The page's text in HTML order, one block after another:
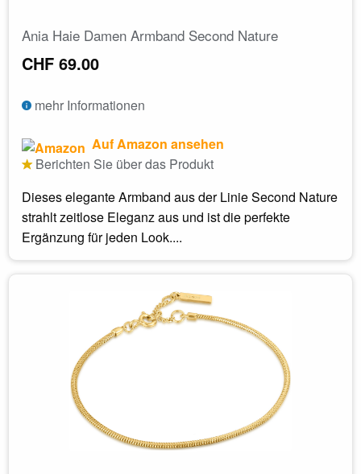
Ania Haie Damen Armband Second Nature
CHF 69.00
mehr Informationen
Auf Amazon ansehen
Berichten Sie über das Produkt
Dieses elegante Armband aus der Linie Second Nature
strahlt zeitlose Eleganz aus und ist die perfekte
Ergänzung für jeden Look....